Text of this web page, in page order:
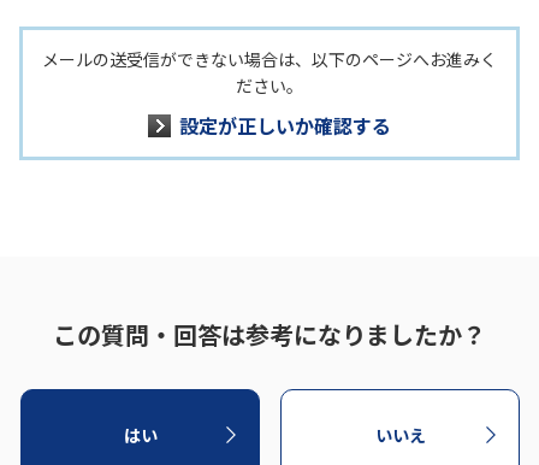
メールの送受信ができない場合は、以下のページへお進みく
ださい。
設定が正しいか確認する
この質問・回答は参考になりましたか？
はい いいえ